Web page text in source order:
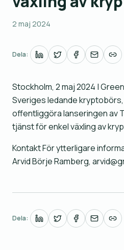
2 maj 2024
Dela:
Stockholm, 2 maj 2024 |
Sveriges ledande
offentliggöra lanseringen av
tjänst för enkel växling av
Kontakt För ytterligare
Arvid Börje Ramberg,
Dela: